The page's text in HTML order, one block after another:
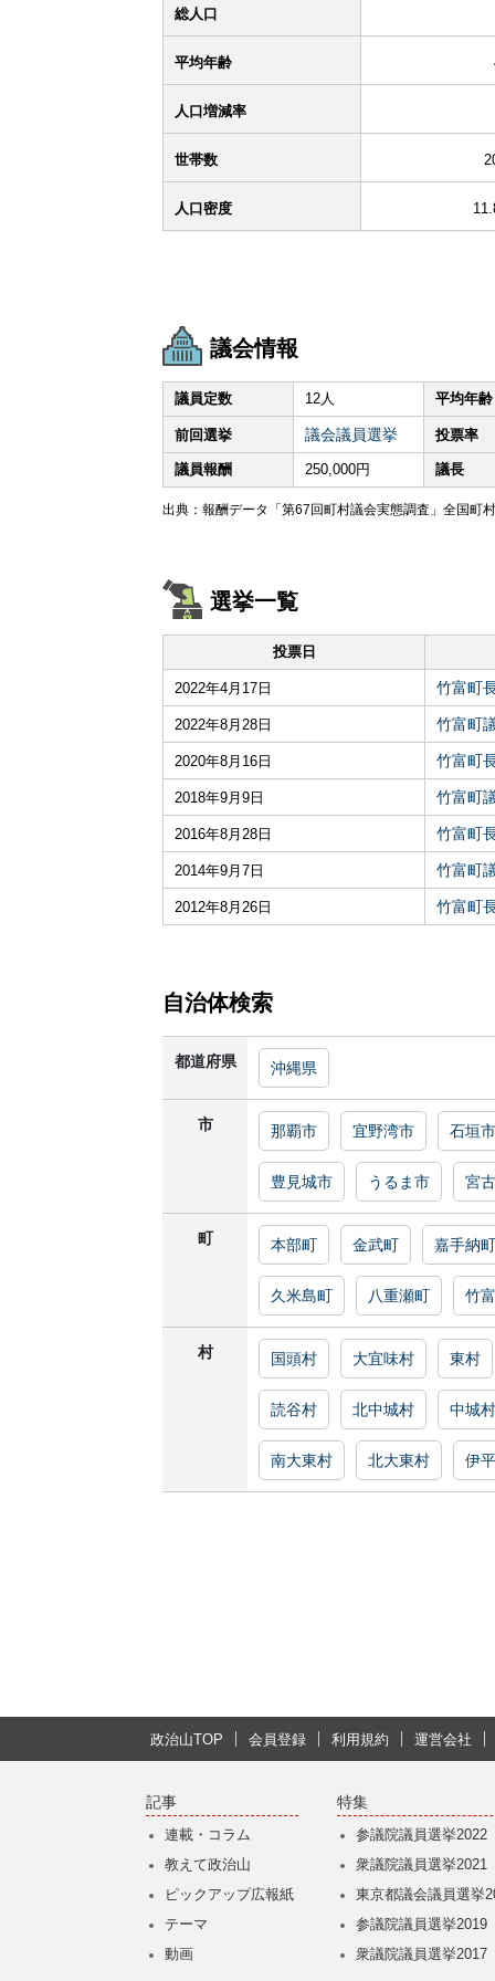
総人口
平均年齢
人口増減率
世帯数
人口密度
議会情報
議員定数 12人 平均年齢
前回選挙 議会議員選挙 投票率
議員報酬 250,000円 議長
出典：報酬データ「第67回町村議会実態調査」全国町
選挙一覧
投票日
2022年4月17日 竹富町
2022年8月28日 竹富町
2020年8月16日 竹富町
2018年9月9日 竹富町
2016年8月28日 竹富町
2014年9月7日 竹富町
2012年8月26日 竹富町
自治体検索
都道府県 沖縄県
市 那覇市 宜野湾市 石垣市
豊見城市 うるま市 宮
町 本部町 金武町 嘉手納町
久米島町 八重瀬町 竹
村 国頭村 大宜味村 東村
読谷村 北中城村 中城村
南大東村 北大東村 伊
政治山TOP 会員登録 利用規約 運営会社
記事
連載・コラム
教えて政治山
ピックアップ広報紙
テーマ
動画
特集
参議院議員選挙2022
衆議院議員選挙2021
東京都議会議員選挙
参議院議員選挙2019
衆議院議員選挙2017